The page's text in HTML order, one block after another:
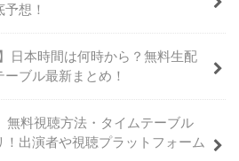
想！
日本時間は何時から？無料生配
ブル最新まとめ！
無料視聴方法・タイムテーブル
！出演者や視聴プラットフォーム